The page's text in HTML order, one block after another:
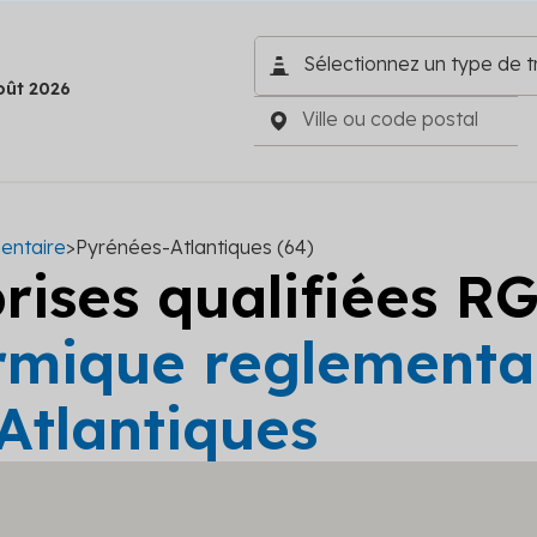
2026
>Pyrénées-Atlantiques (64)
qualifiées